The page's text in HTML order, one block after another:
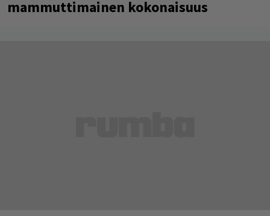
mammuttimainen kokonaisuus